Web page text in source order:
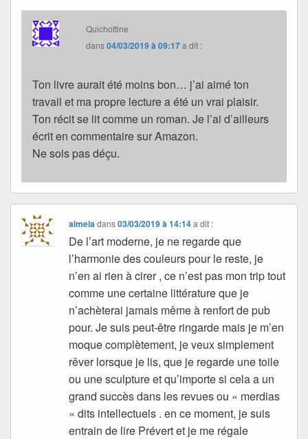
Quichottine
dans04/03/2019 à 09:17a dit :
Ton livre aurait été moins bon… j’ai aimé ton
travail et ma propre lecture a été un vrai plaisir.
Ton récit se lit comme un roman. Je l’ai d’ailleurs
écrit en commentaire sur Amazon.
Ne sois pas déçu.
aimeladans03/03/2019 à 14:14 a dit :
De l’art moderne, je ne regarde que
l’harmonie des couleurs pour le reste, je
n’en ai rien à cirer , ce n’est pas mon trip tout
comme une certaine littérature que je
n’achèterai jamais même à renfort de pub
pour. Je suis peut-être ringarde mais je m’en
moque complètement, je veux simplement
rêver lorsque je lis, que je regarde une toile
ou une sculpture et qu’importe si cela a un
grand succès dans les revues ou « merdias
« dits intellectuels . en ce moment, je suis
entrain de lire Prévert et je me régale